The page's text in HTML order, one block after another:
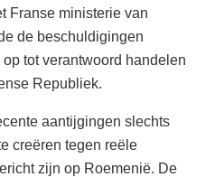
Franse ministerie van
de beschuldigingen
tot verantwoord handelen
Republiek.
aantijgingen slechts
creëren tegen reële
zijn op Roemenië. De